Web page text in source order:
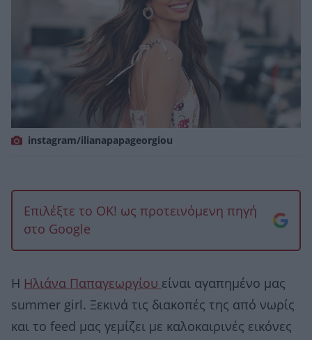
instagram/ilianapapageorgiou
Επιλέξτε το OK! ως προτεινόμενη πηγή
στο Google
Η Ηλιάνα Παπαγεωργίου είναι αγαπημένο μας
summer girl. Ξεκινά τις διακοπές της από νωρίς
και το feed μας γεμίζει με καλοκαιρινές εικόνες